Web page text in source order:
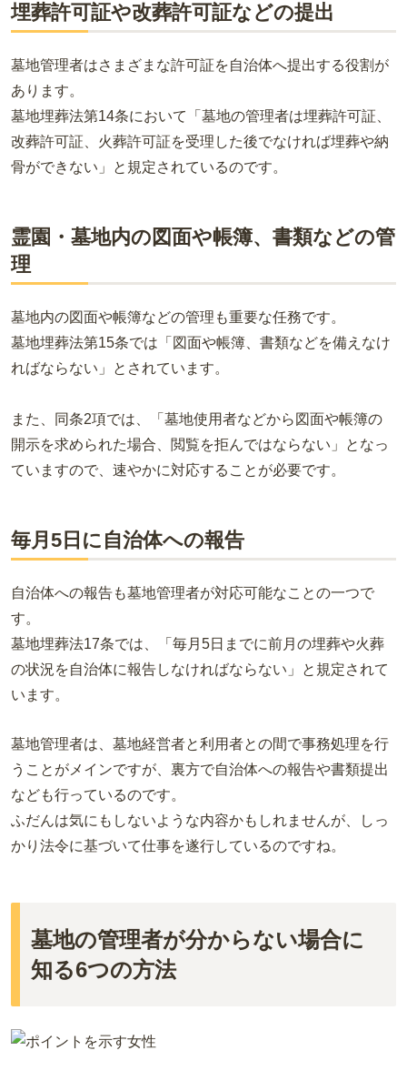
埋葬許可証や改葬許可証などの提出
墓地管理者はさまざまな許可証を自治体へ提出する役割が
あります。
墓地埋葬法第14条において「墓地の管理者は埋葬許可証、
改葬許可証、火葬許可証を受理した後でなければ埋葬や納
骨ができない」と規定されているのです。
霊園・墓地内の図面や帳簿、書類などの管
理
墓地内の図面や帳簿などの管理も重要な任務です。
墓地埋葬法第15条では「図面や帳簿、書類などを備えなけ
ればならない」とされています。
また、同条2項では、「墓地使用者などから図面や帳簿の
開示を求められた場合、閲覧を拒んではならない」となっ
ていますので、速やかに対応することが必要です。
毎月5日に自治体への報告
自治体への報告も墓地管理者が対応可能なことの一つで
す。
墓地埋葬法17条では、「毎月5日までに前月の埋葬や火葬
の状況を自治体に報告しなければならない」と規定されて
います。
墓地管理者は、墓地経営者と利用者との間で事務処理を行
うことがメインですが、裏方で自治体への報告や書類提出
なども行っているのです。
ふだんは気にもしないような内容かもしれませんが、しっ
かり法令に基づいて仕事を遂行しているのですね。
墓地の管理者が分からない場合に
知る6つの方法